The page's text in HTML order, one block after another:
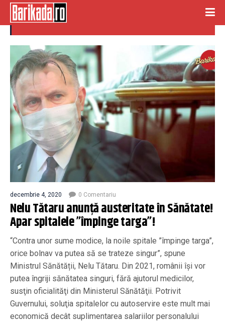
impinge targa
decembrie 4, 2020 0 Comentariu
Nelu Tătaru anunță austeritate în Sănătate!
Apar spitalele ”împinge targa”!
“Contra unor sume modice, la noile spitale ”împinge targa”,
orice bolnav va putea să se trateze singur”, spune
Ministrul Sănătății, Nelu Tătaru. Din 2021, românii îşi vor
putea îngriji sănătatea singuri, fără ajutorul medicilor,
susţin oficialităţi din Ministerul Sănătăţii. Potrivit
Guvernului, soluţia spitalelor cu autoservire este mult mai
economică decât suplimentarea salariilor personalului